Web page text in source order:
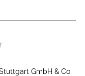
GmbH & Co.